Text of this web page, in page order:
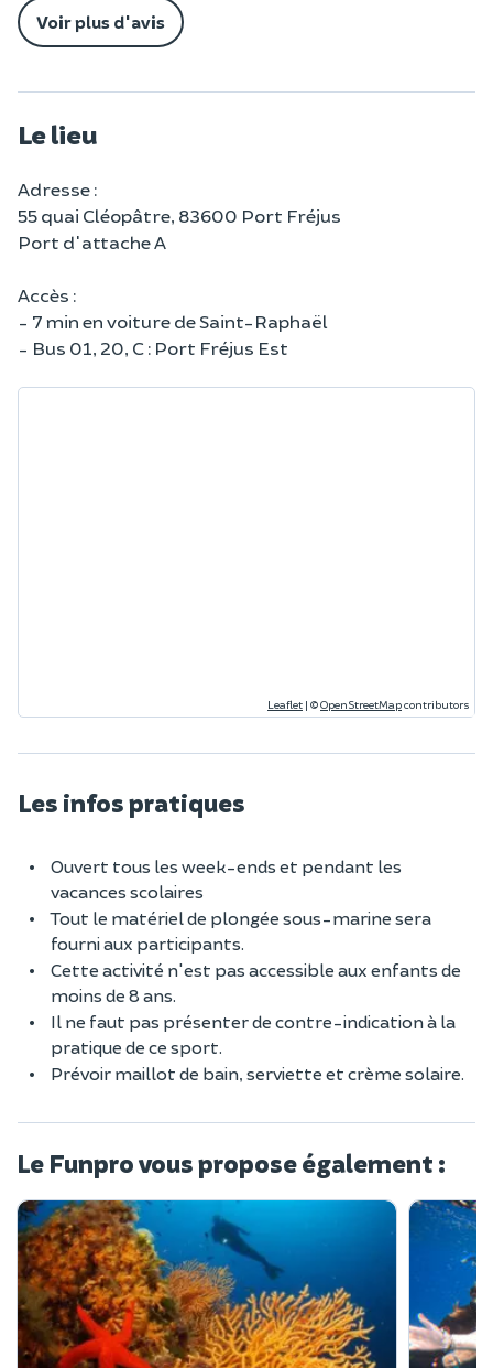
Voir plus d'avis
Le lieu
Adresse :
55 quai Cléopâtre, 83600 Port Fréjus
Port d'attache A
Accès :
- 7 min en voiture de Saint-Raphaël
- Bus 01, 20, C : Port Fréjus Est
Leaflet | ©OpenStreetMapcontributors
Les infos pratiques
Ouvert tous les week-ends et pendant les
vacances scolaires
Tout le matériel de plongée sous-marine sera
fourni aux participants.
Cette activité n'est pas accessible aux enfants de
moins de 8 ans.
Il ne faut pas présenter de contre-indication à la
pratique de ce sport.
Prévoir maillot de bain, serviette et crème solaire.
Le Funpro vous propose également :